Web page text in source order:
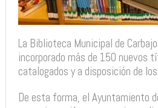
La Biblioteca Municipal de
incorporado más de 150 nuevos
catalogados y a disposición de
De esta forma, el Ayuntamiento